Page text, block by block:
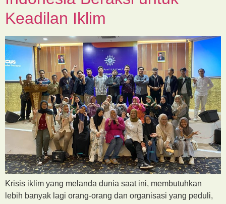
Keadilan Iklim
Krisis iklim yang melanda dunia saat ini, membutuhkan
lebih banyak lagi orang-orang dan organisasi yang peduli,